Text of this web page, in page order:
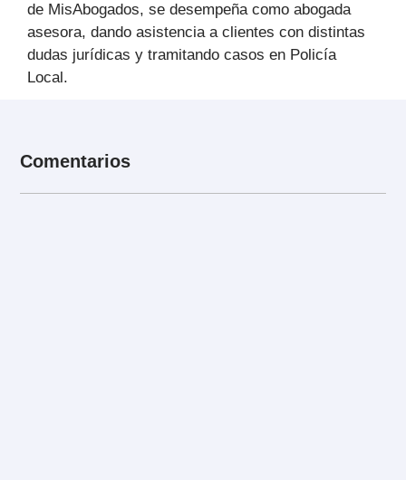
de MisAbogados, se desempeña como abogada
asesora, dando asistencia a clientes con distintas
dudas jurídicas y tramitando casos en Policía
Local.
Comentarios